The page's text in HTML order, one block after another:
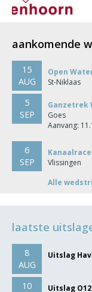
aankomende
15
AUG
Open
St-Niklaas
5
SEP
Ganzetrek
Goes
Aanvang:
6
SEP
Vlissingen
Alle
laatste
8
AUG
Uitslag
10 Uitslag